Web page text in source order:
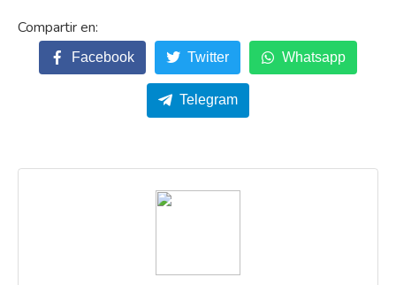
Facebook Twitter Whatsapp
Telegram